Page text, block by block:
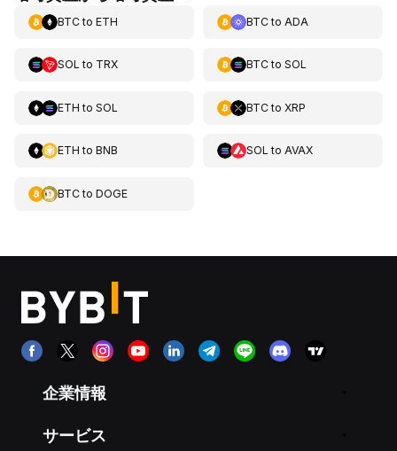
BTCto ETH BTCto ADA
SOL to TRX BTCto SOL
ETH to SOL BTCto XRP
ETH to BNB SOL to AVAX
BTCto DOGE
企業情報
サービス